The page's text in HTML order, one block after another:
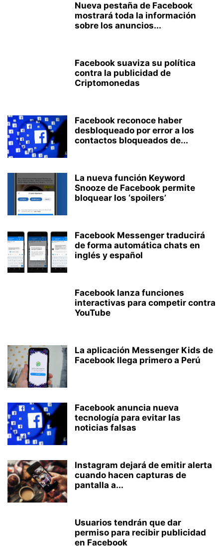
Nueva pestaña de Facebook
mostrará toda la información
sobre los anuncios...
Facebook suaviza su política
contra la publicidad de
Criptomonedas
Facebook reconoce haber
desbloqueado por error a los
contactos bloqueados de...
La nueva función Keyword
Snooze de Facebook permite
bloquear los ‘spoilers’
Facebook Messenger traducirá
de forma automática chats en
inglés y español
Facebook lanza funciones
interactivas para competir contra
YouTube
La aplicación Messenger Kids de
Facebook llega primero a Perú
Facebook anuncia nueva
tecnología para evitar las
noticias falsas
Instagram dejará de emitir alerta
cuando hacen capturas de
pantalla a...
Usuarios tendrán que dar
permiso para recibir publicidad
en Facebook